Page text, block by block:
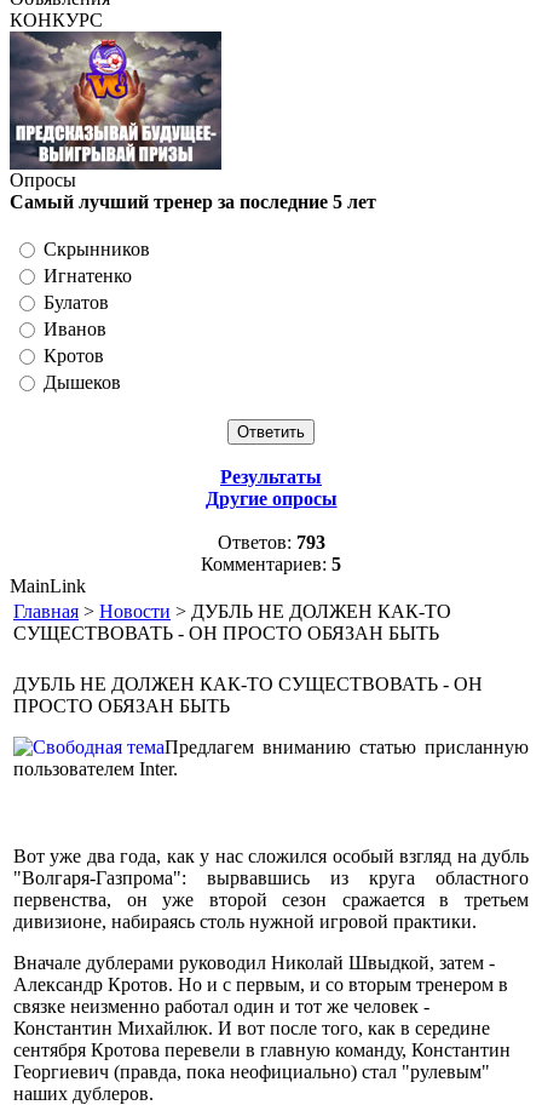
КОНКУРС
Опросы
Самый лучший тренер за последние 5 лет
Скрынников
Игнатенко
Булатов
Иванов
Кротов
Дышеков
Результаты
Другие опросы
Ответов: 793
Комментариев: 5
MainLink
Главная > Новости > ДУБЛЬ НЕ ДОЛЖЕН КАК-ТО
СУЩЕСТВОВАТЬ - ОН ПРОСТО ОБЯЗАН БЫТЬ
ДУБЛЬ НЕ ДОЛЖЕН КАК-ТО СУЩЕСТВОВАТЬ - ОН
ПРОСТО ОБЯЗАН БЫТЬ
Предлагем вниманию статью присланную
пользователем Inter.
Вот уже два года, как у нас сложился особый взгляд на дубль
"Волгаря-Газпрома": вырвавшись из круга областного
первенства, он уже второй сезон сражается в третьем
дивизионе, набираясь столь нужной игровой практики.
Вначале дублерами руководил Николай Швыдкой, затем -
Александр Кротов. Но и с первым, и со вторым тренером в
связке неизменно работал один и тот же человек -
Константин Михайлюк. И вот после того, как в середине
сентября Кротова перевели в главную команду, Константин
Георгиевич (правда, пока неофициально) стал "рулевым"
наших дублеров.